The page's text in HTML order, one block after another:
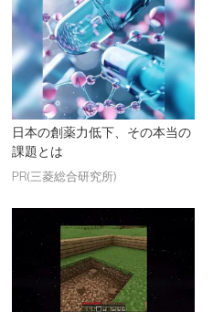
日本の創薬力低下、その本当の
課題とは
PR(三菱総合研究所)